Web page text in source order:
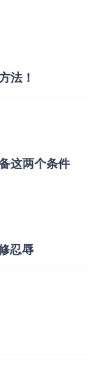
法！
这两个条件
忍辱